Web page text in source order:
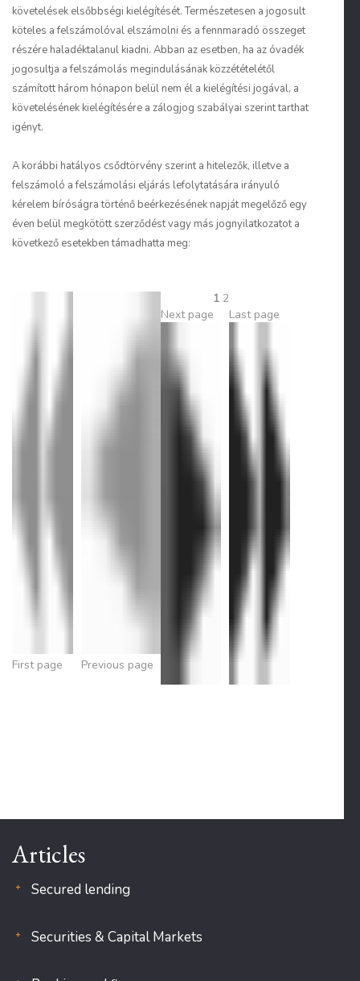
követelések elsőbbségi kielégítését. Természetesen a jogosult
köteles a felszámolóval elszámolni és a fennmaradó összeget
részére haladéktalanul kiadni. Abban az esetben, ha az óvadék
jogosultja a felszámolás megindulásának közzétételétől
számított három hónapon belül nem él a kielégítési jogával, a
követelésének kielégítésére a zálogjog szabályai szerint tarthat
igényt.
A korábbi hatályos csődtörvény szerint a hitelezők, illetve a
felszámoló a felszámolási eljárás lefolytatására irányuló
kérelem bíróságra történő beérkezésének napját megelőző egy
éven belül megkötött szerződést vagy más jognyilatkozatot a
következő esetekben támadhatta meg:
First page Previous page
1 2
Next page
Last page
Articles
Secured lending
Securities & Capital Markets